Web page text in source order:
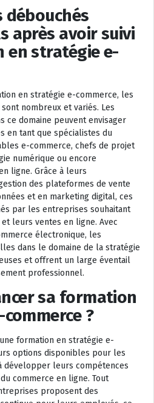
débouchés
après avoir suivi
en stratégie e-
en stratégie e-commerce, les
nombreux et variés. Les
ce domaine peuvent envisager
en tant que spécialistes du
e-commerce, chefs de projet
numérique ou encore
ligne. Grâce à leurs
des plateformes de vente
et en marketing digital, ces
par les entreprises souhaitant
leurs ventes en ligne. Avec
électronique, les
dans le domaine de la stratégie
et offrent un large éventail
professionnel.
sa formation
?
formation en stratégie e-
options disponibles pour les
développer leurs compétences
commerce en ligne. Tout
proposent des